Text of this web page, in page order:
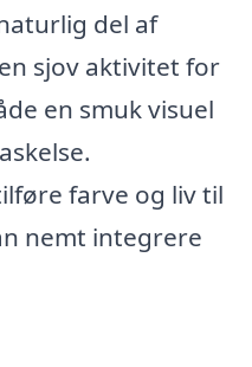
del af
sjov aktivitet for
en smuk visuel
farve og liv til
nemt integrere